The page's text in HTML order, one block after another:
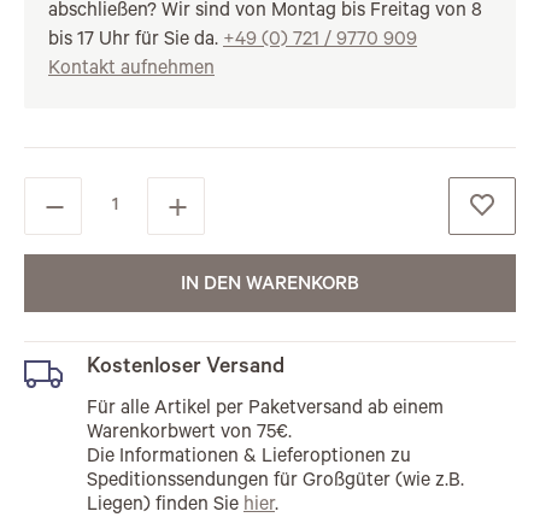
abschließen? Wir sind von Montag bis Freitag von 8
bis 17 Uhr für Sie da. +49 (0) 721 / 9770 909
Kontakt aufnehmen
IN DEN WARENKORB
Kostenloser Versand
Für alle Artikel per Paketversand ab einem
Warenkorbwert von 75€.
Die Informationen & Lieferoptionen zu
Speditionssendungen für Großgüter (wie z.B.
Liegen) finden Sie hier.